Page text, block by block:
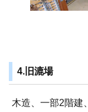
4.旧漉場
木造、一部2階建